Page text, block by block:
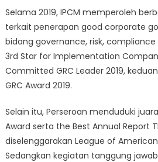
Selama 2019, IPCM memperoleh
terkait penerapan good corporate
bidang governance, risk, compliance
3rd Star for Implementation
Committed GRC Leader 2019,
GRC Award 2019.
Selain itu, Perseroan menduduki
Award serta the Best Annual Report
diselenggarakan League of
Sedangkan kegiatan tanggung